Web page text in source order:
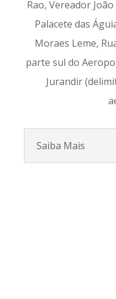
Rao, Vereador
Palacete das
Moraes Leme,
parte sul do
Jurandir
Saiba Mais